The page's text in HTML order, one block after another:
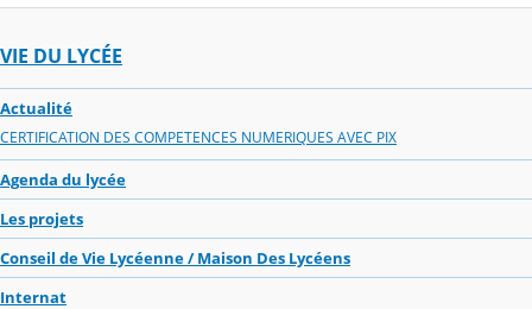
VIE DU LYCÉE
Actualité
CERTIFICATION DES COMPETENCES NUMERIQUES AVEC PIX
Agenda du lycée
Les projets
Conseil de Vie Lycéenne / Maison Des Lycéens
Internat